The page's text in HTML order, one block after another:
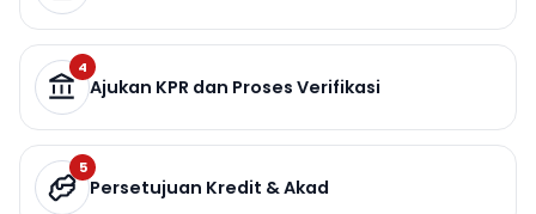
4
Ajukan KPR dan Proses Verifikasi
5
Persetujuan Kredit & Akad